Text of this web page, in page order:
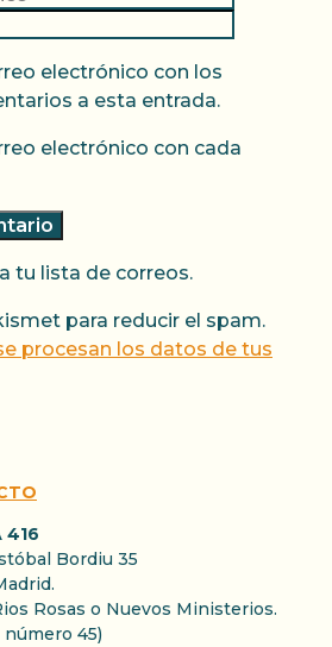
electrónico con los
a esta entrada.
electrónico con cada
tu lista de correos.
para reducir el spam.
procesan los datos de tus
416
Bordiu 35
Rosas o Nuevos Ministerios.
45)